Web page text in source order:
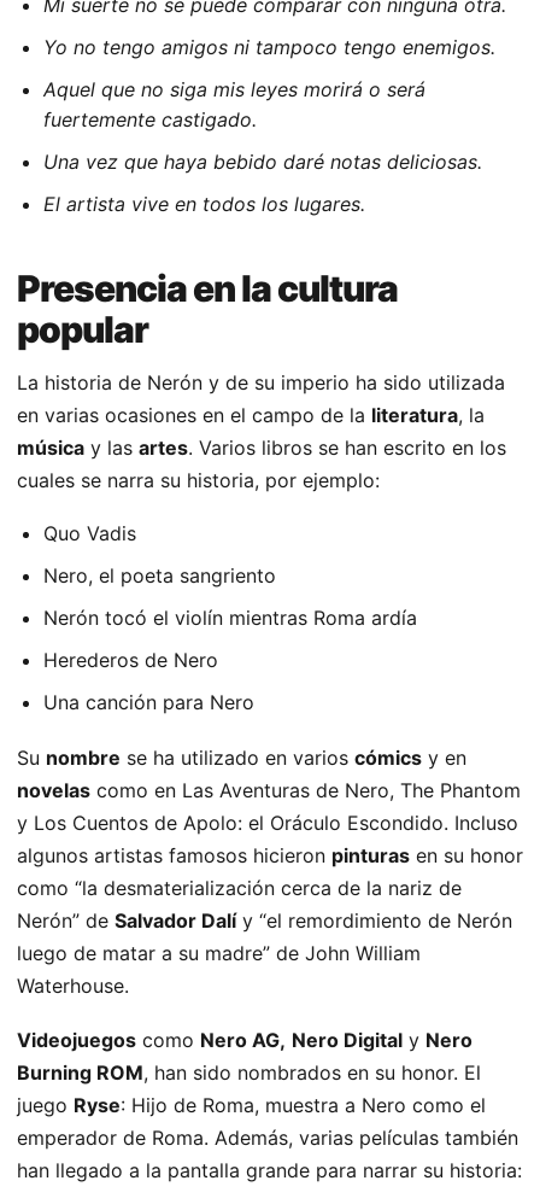
Yo no tengo amigos ni tampoco tengo enemigos.
Aquel que no siga mis leyes morirá o será
fuertemente castigado.
Una vez que haya bebido daré notas deliciosas.
El artista vive en todos los lugares.
Presencia en la cultura
popular
La historia de Nerón y de su imperio ha sido utilizada
en varias ocasiones en el campo de la literatura, la
música y las artes. Varios libros se han escrito en los
cuales se narra su historia, por ejemplo:
Quo Vadis
Nero, el poeta sangriento
Nerón tocó el violín mientras Roma ardía
Herederos de Nero
Una canción para Nero
Su nombre se ha utilizado en varios cómics y en
novelas como en Las Aventuras de Nero, The Phantom
y Los Cuentos de Apolo: el Oráculo Escondido. Incluso
algunos artistas famosos hicieron pinturas en su honor
como “la desmaterialización cerca de la nariz de
Nerón” de Salvador Dalíy “el remordimiento de Nerón
luego de matar a su madre” de John William
Waterhouse.
Videojuegos como Nero AG, Nero Digital y Nero
Burning ROM, han sido nombrados en su honor. El
juego Ryse: Hijo de Roma, muestra a Nero como el
emperador de Roma. Además, varias películas también
han llegado a la pantalla grande para narrar su historia: